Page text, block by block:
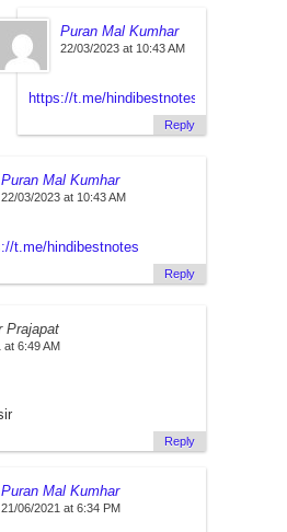
Puran Mal Kumhar
22/03/2023 at 10:43 AM
https://t.me/hindibestnotes
Reply
Puran Mal Kumhar
22/03/2023 at 10:43 AM
t.me/hindibestnotes
Reply
Prajapat
at 6:49 AM
Reply
Puran Mal Kumhar
21/06/2021 at 6:34 PM